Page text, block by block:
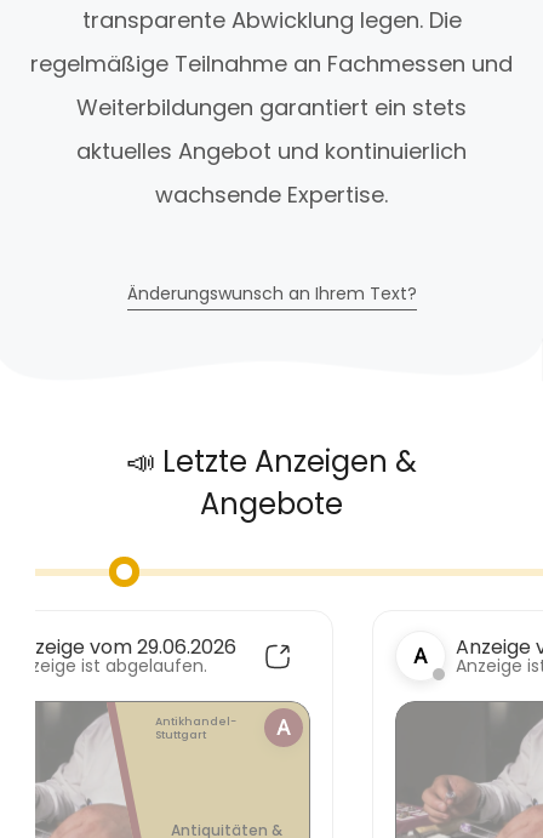
transparente Abwicklung legen. Die
regelmäßige Teilnahme an Fachmessen und
Weiterbildungen garantiert ein stets
aktuelles Angebot und kontinuierlich
wachsende Expertise.
Änderungswunsch an Ihrem Text?